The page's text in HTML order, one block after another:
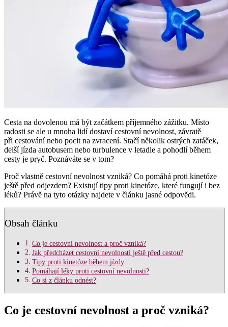
Cesta na dovolenou má být začátkem příjemného zážitku. Místo
radosti se ale u mnoha lidí dostaví cestovní nevolnost, závratě
při cestování nebo pocit na zvracení. Stačí několik ostrých zatáček,
delší jízda autobusem nebo turbulence v letadle a pohodlí během
cesty je pryč. Poznáváte se v tom?
Proč vlastně cestovní nevolnost vzniká? Co pomáhá proti kinetóze
ještě před odjezdem? Existují tipy proti kinetóze, které fungují i bez
léků? Právě na tyto otázky najdete v článku jasné odpovědi.
Obsah článku
Co je cestovní nevolnost a proč vzniká?
Jak předcházet cestovní nevolnosti ještě před cestou?
Tipy proti kinetóze během jízdy
Pomáhají léky proti cestovní nevolnosti?
Co si z článku odnést?
Co je cestovní nevolnost a proč vzniká?